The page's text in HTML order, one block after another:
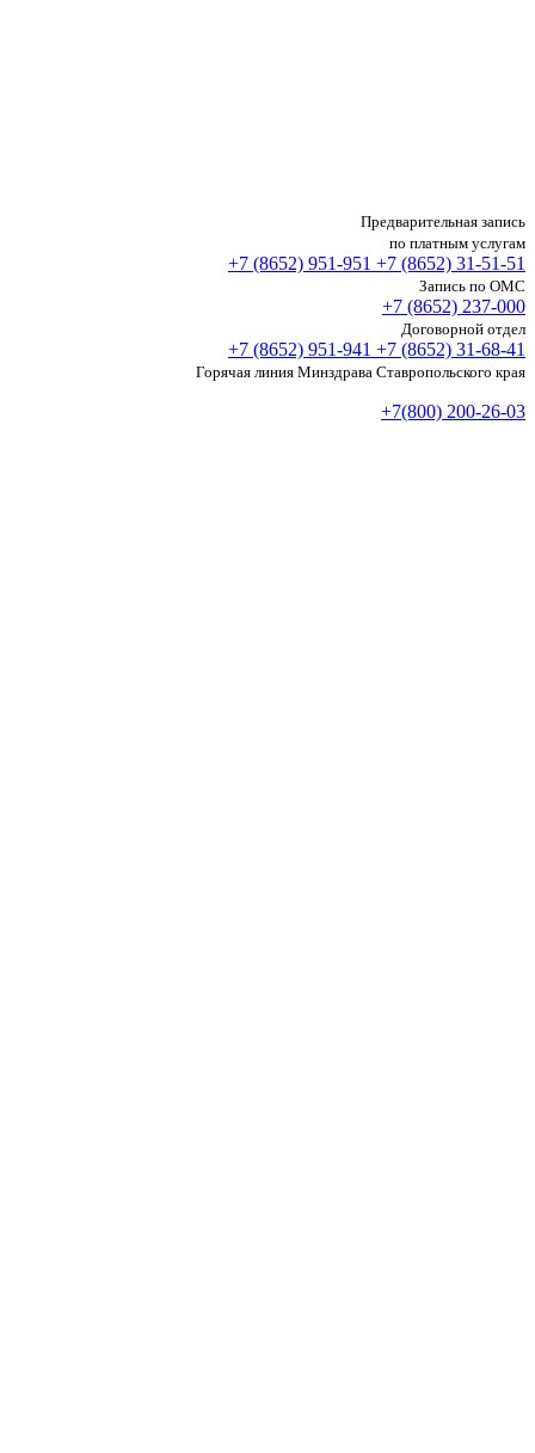
Предварительная запись
по платным услугам
+7 (8652) 951-951 +7 (8652) 31-51-51
Запись по ОМС
+7 (8652) 237-000
Договорной отдел
+7 (8652) 951-941 +7 (8652) 31-68-41
Горячая линия Минздрава Ставропольского края
+7(800) 200-26-03